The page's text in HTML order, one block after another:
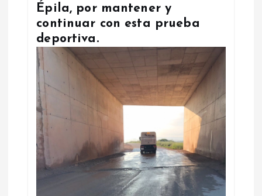
Épila, por mantener y
continuar con esta prueba
deportiva.